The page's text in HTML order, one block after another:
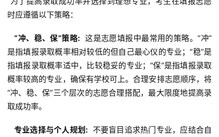
时应遵循以下策略：
  “冲、稳、保”策略:
这是志愿填报中最常用的策略。“冲”
是指填报录取概率相对较低的但自己最心仪的专业；“稳”是
指填报录取概率适中，比较稳妥的专业；“保”是指填报录取
概率较高的专业，确保有学校可上。合理安排志愿顺序，将
“冲、稳、保”三个层次的志愿合理搭配，最大限度地提高录
取成功率。
  专业选择与个人规划:
不要盲目追求热门专业，应结合自